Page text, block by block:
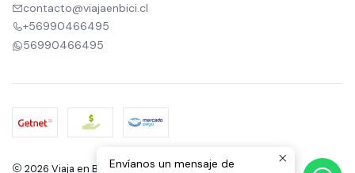
contacto@viajaenbici.cl
+56990466495
56990466495
2026 Viaja en Bici.Envíanos un mensaje de